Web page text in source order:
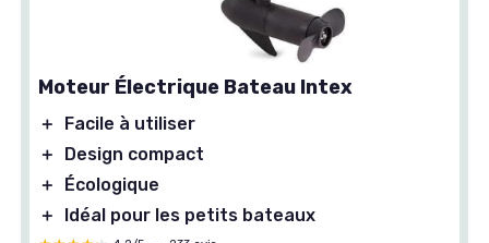
Moteur Électrique Bateau Intex
＋
Facile à utiliser
＋
Design compact
＋
Écologique
＋
Idéal pour les petits bateaux